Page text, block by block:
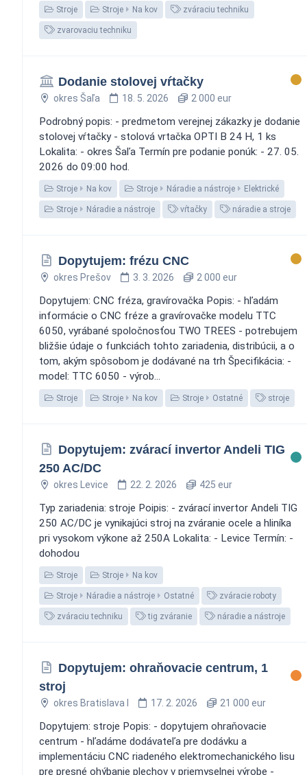
Stroje Stroje Na kov zváraciu techniku
zvarovaciu techniku
Dodanie stolovej vŕtačky
okres Šaľa 18. 5. 2026 2 000 eur
Podrobný popis: - predmetom verejnej zákazky je dodanie
stolovej vŕtačky - stolová vrtačka OPTI B 24 H, 1 ks
Lokalita: - okres Šaľa Termín pre podanie ponúk: - 27. 05.
2026 do 09:00 hod.
Stroje Na kov Stroje Náradie a nástroje Elektrické
Stroje Náradie a nástroje vŕtačky náradie a stroje
Dopytujem: frézu CNC
okres Prešov 3. 3. 2026 2 000 eur
Dopytujem: CNC fréza, gravírovačka Popis: - hľadám
informácie o CNC fréze a gravírovačke modelu TTC
6050, vyrábané spoločnosťou TWO TREES - potrebujem
bližšie údaje o funkciách tohto zariadenia, distribúcii, a o
tom, akým spôsobom je dodávané na trh Špecifikácia: -
model: TTC 6050 - výrob...
Stroje Stroje Na kov Stroje Ostatné stroje
Dopytujem: zvárací invertor Andeli TIG
250 AC/DC
okres Levice 22. 2. 2026 425 eur
Typ zariadenia: stroje Poipis: - zvárací invertor Andeli TIG
250 AC/DC je vynikajúci stroj na zváranie ocele a hliníka
pri vysokom výkone až 250A Lokalita: - Levice Termín: -
dohodou
Stroje Stroje Na kov
Stroje Náradie a nástroje Ostatné zváracie roboty
zváraciu techniku tig zváranie náradie a nástroje
Dopytujem: ohraňovacie centrum, 1
stroj
okres Bratislava I 17. 2. 2026 21 000 eur
Dopytujem: stroje Popis: - dopytujem ohraňovacie
centrum - hľadáme dodávateľa pre dodávku a
implementáciu CNC riadeného elektromechanického lisu
pre presné ohýbanie plechov v priemyselnej výrobe -